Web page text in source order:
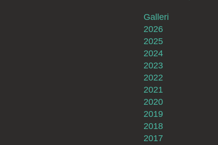
Galleri
2026
2025
2024
2023
2022
2021
2020
2019
2018
2017